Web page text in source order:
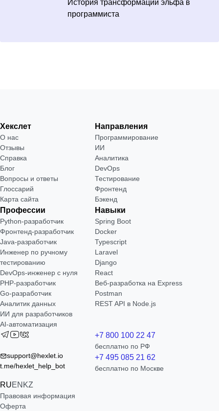
История трансформации эльфа в
программиста
Хекслет
О нас
Отзывы
Справка
Блог
Вопросы и ответы
Глоссарий
Карта сайта
Направления
Программирование
ИИ
Аналитика
DevOps
Тестирование
Фронтенд
Бэкенд
Профессии
Python-разработчик
Фронтенд-разработчик
Java-разработчик
Инженер по ручному
тестированию
DevOps-инженер с нуля
РНР-разработчик
Go-разработчик
Аналитик данных
ИИ для разработчиков
AI-автоматизация
Навыки
Spring Boot
Docker
Typescript
Laravel
Django
React
Веб-разработка на Express
Postman
REST API в Node.js
support@hexlet.io
t.me/hexlet_help_bot
RUEN KZ
+7 800 100 22 47
бесплатно по РФ
+7 495 085 21 62
бесплатно по Москве
Правовая информация
Оферта